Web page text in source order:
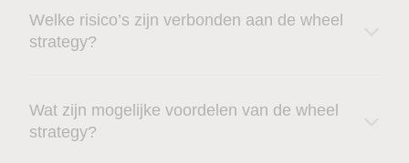
Welke risico’s zijn verbonden aan de wheel
strategy?
Wat zijn mogelijke voordelen van de wheel
strategy?